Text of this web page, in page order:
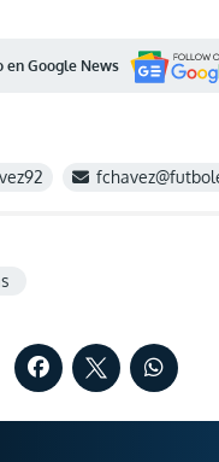
en Google News